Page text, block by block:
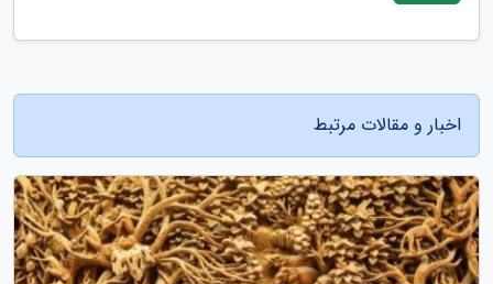
اخبار و مقالات مرتبط